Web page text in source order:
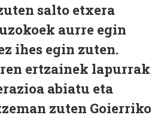
salto etxera
aurre egin
ihes egin zuten.
ertzainek lapurrak
abiatu eta
zuten Goierriko